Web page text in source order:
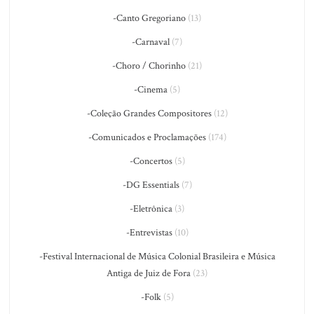
-Canto Gregoriano (13)
-Carnaval (7)
-Choro / Chorinho (21)
-Cinema (5)
-Coleção Grandes Compositores(12)
-Comunicados e Proclamações(174)
-Concertos(5)
-DG Essentials(7)
-Eletrônica (3)
-Entrevistas(10)
-Festival Internacional de Música Colonial Brasileira e Música
Antiga de Juiz de Fora (23)
-Folk(5)